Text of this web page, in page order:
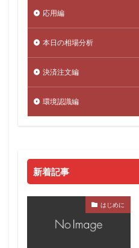
応用編
本日の相場分析
決済注文編
環境認識編
新着記事
はじめに